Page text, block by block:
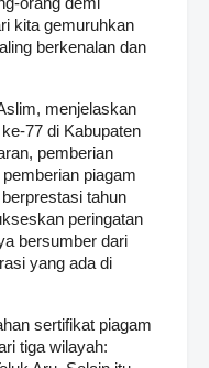
kita gemuruhkan
berkenalan dan
menjelaskan
77 di Kabupaten
pemberian
piagam
tahun
peringatan
bersumber dari
yang ada di
sertifikat piagam
tiga wilayah: